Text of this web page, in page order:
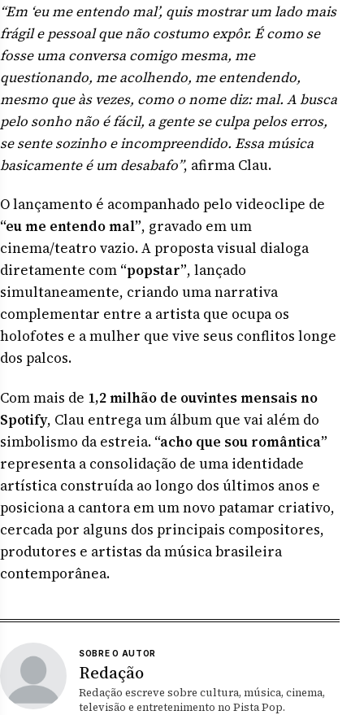
“Em ‘eu me entendo mal’, quis mostrar um lado mais
frágil e pessoal que não costumo expôr. É como se
fosse uma conversa comigo mesma, me
questionando, me acolhendo, me entendendo,
mesmo que às vezes, como o nome diz: mal. A busca
pelo sonho não é fácil, a gente se culpa pelos erros,
se sente sozinho e incompreendido. Essa música
basicamente é um desabafo”, afirma Clau.
O lançamento é acompanhado pelo videoclipe de
“eu me entendo mal”, gravado em um
cinema/teatro vazio. A proposta visual dialoga
diretamente com “popstar”, lançado
simultaneamente, criando uma narrativa
complementar entre a artista que ocupa os
holofotes e a mulher que vive seus conflitos longe
dos palcos.
Com mais de 1,2 milhão de ouvintes mensais no
Spotify, Clau entrega um álbum que vai além do
simbolismo da estreia. “acho que sou romântica”
representa a consolidação de uma identidade
artística construída ao longo dos últimos anos e
posiciona a cantora em um novo patamar criativo,
cercada por alguns dos principais compositores,
produtores e artistas da música brasileira
contemporânea.
SOBRE O AUTOR
Redação
Redação escreve sobre cultura, música, cinema,
televisão e entretenimento no Pista Pop.